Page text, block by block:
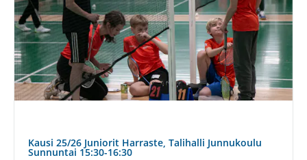
Kausi 25/26 Juniorit Harraste, Talihalli Junnukoulu
Sunnuntai 15:30-16:30